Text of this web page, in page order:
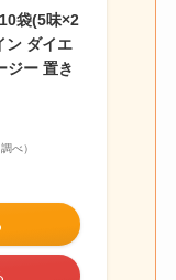
袋(5味×2
ン ダイエ
ジー 置き
べ）